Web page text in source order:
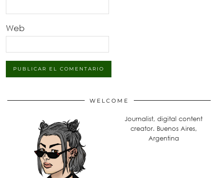
Web
WELCOME
Journalist, digital content
creator. Buenos Aires,
Argentina